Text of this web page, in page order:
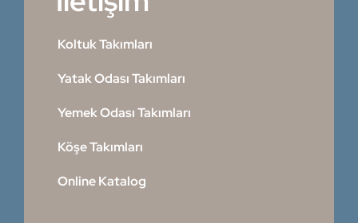
Koltuk Takımları
Yatak Odası Takımları
Yemek Odası Takımları
Köşe Takımları
Online Katalog